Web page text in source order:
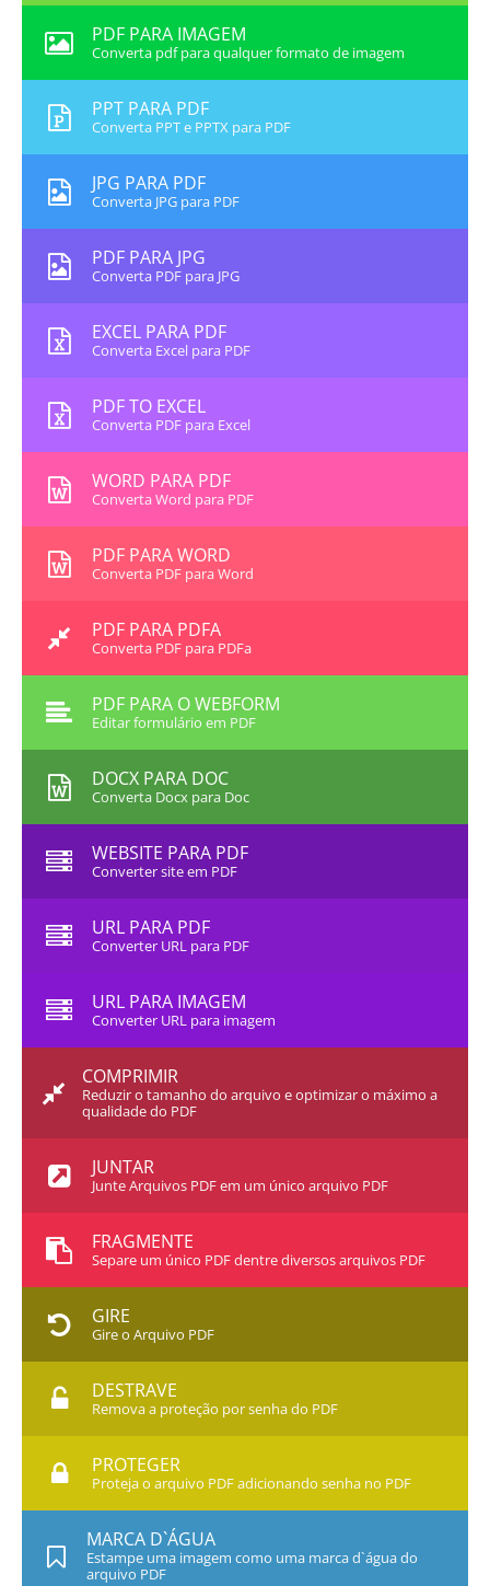
PDF PARA IMAGEM
Converta pdf para qualquer formato de imagem
PPT PARA PDF
Converta PPT e PPTX para PDF
JPG PARA PDF
Converta JPG para PDF
PDF PARA JPG
Converta PDF para JPG
EXCEL PARA PDF
Converta Excel para PDF
PDF TO EXCEL
Converta PDF para Excel
WORD PARA PDF
Converta Word para PDF
PDF PARA WORD
Converta PDF para Word
PDF PARA PDFA
Converta PDF para PDFa
PDF PARA O WEBFORM
Editar formulário em PDF
DOCX PARA DOC
Converta Docx para Doc
WEBSITE PARA PDF
Converter site em PDF
URL PARA PDF
Converter URL para PDF
URL PARA IMAGEM
Converter URL para imagem
COMPRIMIR
Reduzir o tamanho do arquivo e optimizar o máximo a
qualidade do PDF
JUNTAR
Junte Arquivos PDF em um único arquivo PDF
FRAGMENTE
Separe um único PDF dentre diversos arquivos PDF
GIRE
Gire o Arquivo PDF
DESTRAVE
Remova a proteção por senha do PDF
PROTEGER
Proteja o arquivo PDF adicionando senha no PDF
MARCA D`ÁGUA
Estampe uma imagem como uma marca d`água do
arquivo PDF